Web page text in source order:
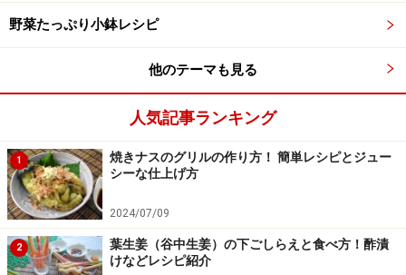
次のページは梅の旬・種類です >>
※記事内容は執筆時点のものです。最新の内容をご確認くださ
※衛生面および保存状態に起因して食中毒や体調不良を引き起こ
す場合があります。必ず清潔な状態で、正しい方法で行い、なる
べく早めにお召し上がりください。また、持ち運びの際は保存方
法に注意してください。
【編集部おすすめの購入サイト】
野菜たっぷり小鉢レシピ
他のテーマも見る
人気記事ランキング
1
焼きナスのグリルの作り方！ 簡単レシピとジュー
シーな仕上げ方
2024/07/09
2
葉生姜（谷中生姜）の下ごしらえと食べ方！酢漬
けなどレシピ紹介